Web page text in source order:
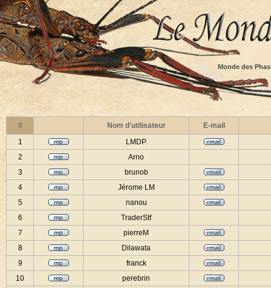
Monde des
# Nom d'utilisateur
E-mail
1
LMDP.
2
Arno
3
brunob
4
Jérome LM
5
nanou
6
TraderStf
7
pierreM
8
Dilawata
9
franck
10
perebrin